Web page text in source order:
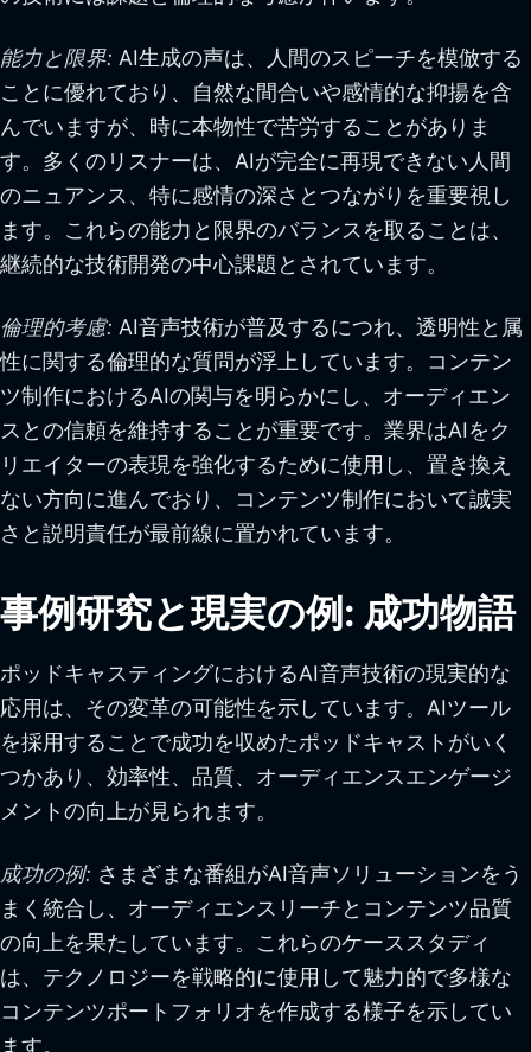
能力と限界: AI生成の声は、人間のスピーチを模倣する
ことに優れており、自然な間合いや感情的な抑揚を含
んでいますが、時に本物性で苦労することがありま
す。多くのリスナーは、AIが完全に再現できない人間
のニュアンス、特に感情の深さとつながりを重要視し
ます。これらの能力と限界のバランスを取ることは、
継続的な技術開発の中心課題とされています。
倫理的考慮: AI音声技術が普及するにつれ、透明性と属
性に関する倫理的な質問が浮上しています。コンテン
ツ制作におけるAIの関与を明らかにし、オーディエン
スとの信頼を維持することが重要です。業界はAIをク
リエイターの表現を強化するために使用し、置き換え
ない方向に進んでおり、コンテンツ制作において誠実
さと説明責任が最前線に置かれています。
事例研究と現実の例: 成功物語
ポッドキャスティングにおけるAI音声技術の現実的な
応用は、その変革の可能性を示しています。AIツール
を採用することで成功を収めたポッドキャストがいく
つかあり、効率性、品質、オーディエンスエンゲージ
メントの向上が見られます。
成功の例: さまざまな番組がAI音声ソリューションをう
まく統合し、オーディエンスリーチとコンテンツ品質
の向上を果たしています。これらのケーススタディ
は、テクノロジーを戦略的に使用して魅力的で多様な
コンテンツポートフォリオを作成する様子を示してい
ます。